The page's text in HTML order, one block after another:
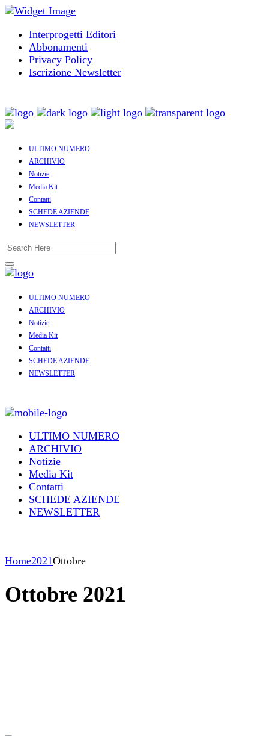
Interprogetti Editori
Abbonamenti
Privacy Policy
Iscrizione Newsletter
ULTIMO NUMERO
ARCHIVIO
Notizie
Media Kit
Contatti
SCHEDE AZIENDE
NEWSLETTER
ULTIMO NUMERO
ARCHIVIO
Notizie
Media Kit
Contatti
SCHEDE AZIENDE
NEWSLETTER
ULTIMO NUMERO
ARCHIVIO
Notizie
Media Kit
Contatti
SCHEDE AZIENDE
NEWSLETTER
Home2021Ottobre
Ottobre 2021